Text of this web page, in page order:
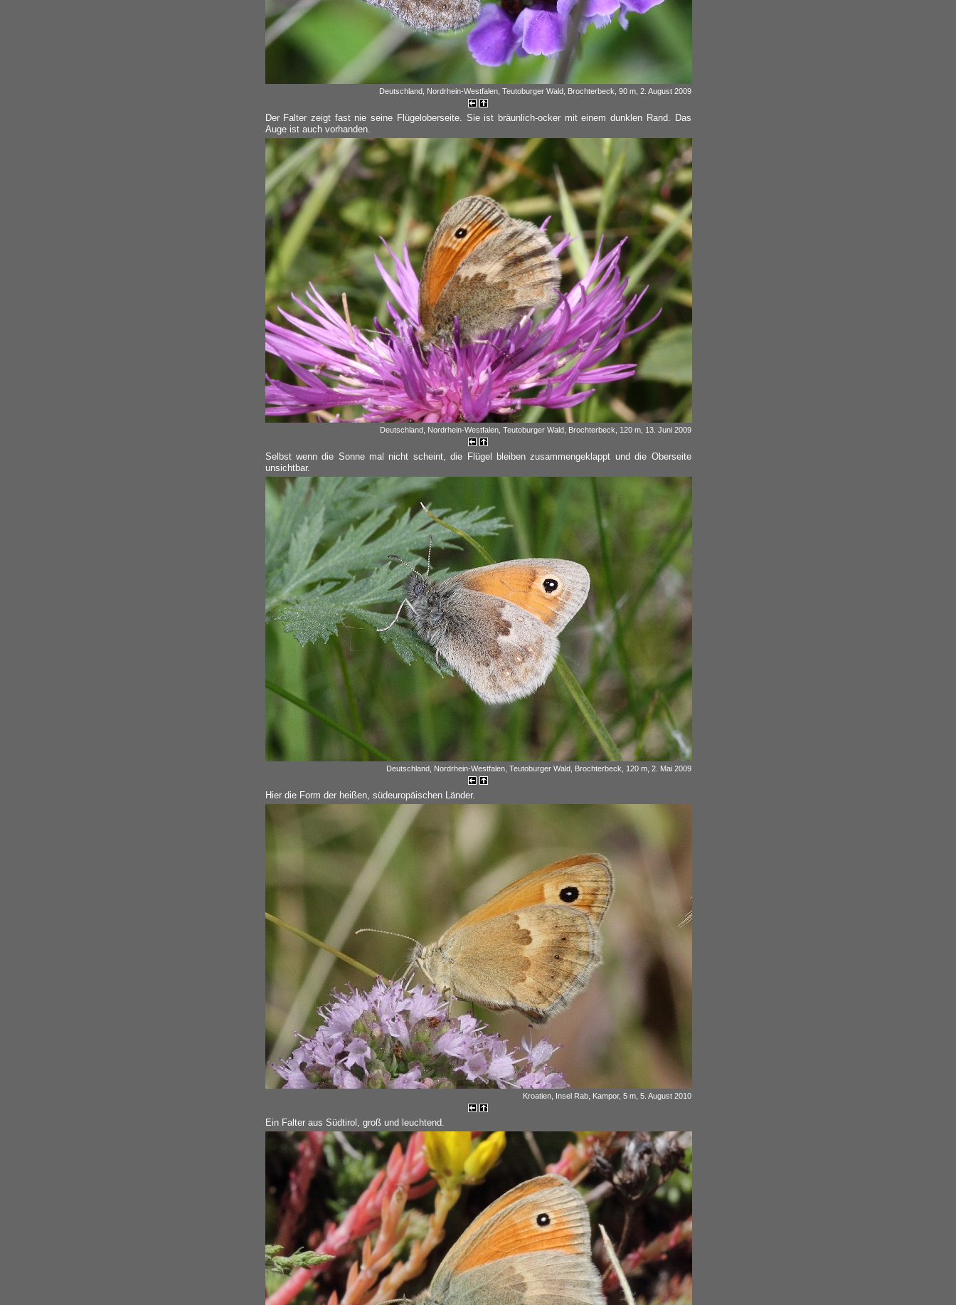
Deutschland, Nordrhein-Westfalen, Teutoburger Wald, Brochterbeck, 90 m, 2. August 2009
Der Falter zeigt fast nie seine Flügeloberseite. Sie ist bräunlich-ocker mit einem dunklen Rand. Das
Auge ist auch vorhanden.
Deutschland, Nordrhein-Westfalen, Teutoburger Wald, Brochterbeck, 120 m, 13. Juni 2009
Selbst wenn die Sonne mal nicht scheint, die Flügel bleiben zusammengeklappt und die Oberseite
unsichtbar.
Deutschland, Nordrhein-Westfalen, Teutoburger Wald, Brochterbeck, 120 m, 2. Mai 2009
Hier die Form der heißen, südeuropäischen Länder.
Kroatien, Insel Rab, Kampor, 5 m, 5. August 2010
Ein Falter aus Südtirol, groß und leuchtend.